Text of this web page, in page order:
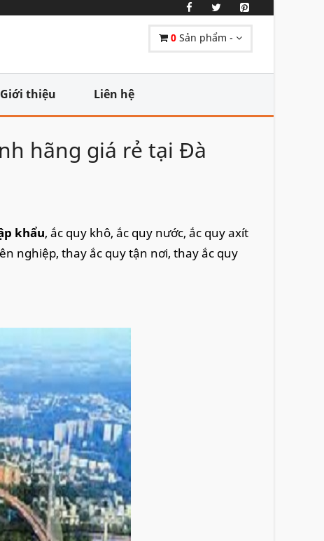
0 Sản phẩm -
Giới thiệu Liên hệ
hãng giá rẻ tại Đà
khẩu, ắc quy khô, ắc quy nước, ắc quy axít
nghiệp, thay ắc quy tận nơi, thay ắc quy